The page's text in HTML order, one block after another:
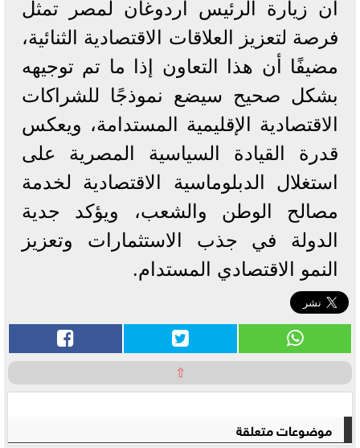
أن زيارة الرئيس أردوغان لمصر تمثل
فرصة لتعزيز العلاقات الاقتصادية الثنائية،
مضيفًا أن هذا التعاون إذا ما تم توجيهه
بشكل صحيح سيضع نموذجًا للشراكات
الاقتصادية الإقليمية المستدامة، ويعكس
قدرة القيادة السياسية المصرية على
استغلال الدبلوماسية الاقتصادية لخدمة
مصالح الوطن والشعب، ويؤكد جدية
الدولة في جذب الاستثمارات وتعزيز
النمو الاقتصادي المستدام.
⇧
موضوعات متعلقة